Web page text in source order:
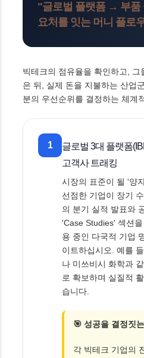
"글로벌 플랫폼 → 부
요처를 잇는 머니 플로
빅테크의 점유율을 확인하고,
은 뒤, 실제 돈을 지불하는 산업
분의 우선순위를 결정하는 체계
1
글로벌 3대 플랫폼
고객사 트래킹
시장의 표준이 될 '양
선점한 기업이 장기
의 분기 실적 발표와
'Case Studies' 섹션
용 중인 다국적 기업
이트하십시오. 예를
나 미쓰비시 화학과
로 확보하며 실질적
습니다.
🎯 성공을 결정짓
각 빅테크 기업의